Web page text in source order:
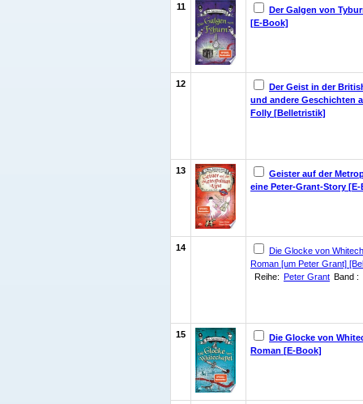
11
Der Galgen von
[E-Book]
12
Der Geist in der
und andere Geschichten
Folly [Belletristik]
13
Geister auf der
eine Peter-Grant-Story
14
Die Glocke von
Roman [um Peter Grant]
Reihe: Peter Grant Band :
15
Die Glocke von
Roman [E-Book]